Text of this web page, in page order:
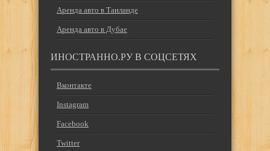
Аренда авто в Таиланде
Аренда авто в Дубае
ИНОСТРАННО.РУ В СОЦСЕТЯХ
Вконтакте
Instagram
Facebook
Twitter